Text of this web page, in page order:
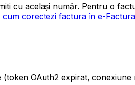
cu același număr. Pentru o
cum corectezi factura în e-Factura
OAuth2 expirat, conexiune